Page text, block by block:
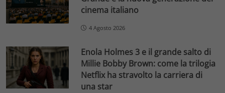
cinema italiano
4 Agosto 2026
Enola Holmes 3 e il grande salto di
Millie Bobby Brown: come la trilogia
Netflix ha stravolto la carriera di
una star